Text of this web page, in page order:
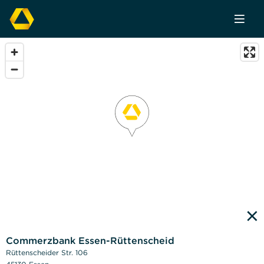
×
Commerzbank Essen-Rüttenscheid
Rüttenscheider Str. 106